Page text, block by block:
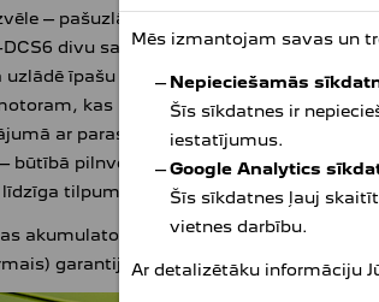
– pašuzlādes hibrīddzinēji 48V
divu sajūgu elektrificētu 6
uzlādē īpašu hibrīdsistēmas 48 voltu
kas palīdz iekšdedzes dzinējam
ar parastu iekšdedzes dzinēju.
būtībā pilnvērtīgā elektromobiļa režīmā.
tilpuma dzinējiem.
akumulatoru baterijai, gan 48V
garantija, ja automašīna tiek
Mēs izmantojam savas un
Nepieciešamās
Šīs sīkdatnes ir
iestatījumus.
Google Analytics
Šīs sīkdatnes ļauj
vietnes darbību.
Ar detalizētāku informāciju